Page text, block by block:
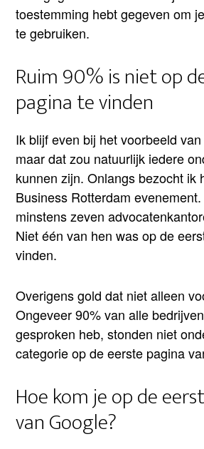
toestemming hebt gegeven om
te gebruiken.
Ruim 90% is niet op
pagina te vinden
Ik blijf even bij het voorbeeld
maar dat zou natuurlijk iedere
kunnen zijn. Onlangs bezocht ik
Business Rotterdam
minstens zeven
Niet één van hen was op de
vinden.
Overigens gold dat niet alleen
Ongeveer 90% van alle
gesproken heb, stonden niet
categorie op de eerste pagina
Hoe kom je op de
van Google?